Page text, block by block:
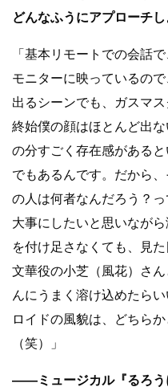
どんなふうにアプローチ
「基本リモートでの会話
モニターに映っているの
出るシーンでも、ガスマ
終始僕の顔はほとんど出
の分すごく存在感がある
でもあるんです。だから
の人は何者なんだろう？
大事にしたいと思いなが
を付け足さなくても、見
文華役の小芝（風花）さ
んにうまく溶け込めたら
ロイドの風貌は、どちら
（笑）」
――ミュージカル『るろう